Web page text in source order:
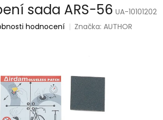
sada ARS-56 UA-10101202
hodnocení Značka:AUTHOR